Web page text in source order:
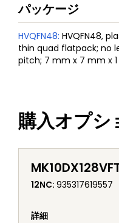
パッケージ
HVQFN48: HVQFN48,
thin quad flatpack; no
pitch; 7 mm x 7 mm x
購入オプシ
12NC: 935317619557
詳細